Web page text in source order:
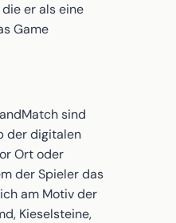
er als eine
Game
sind
der digitalen
Ort oder
der Spieler das
am Motiv der
Kieselsteine,